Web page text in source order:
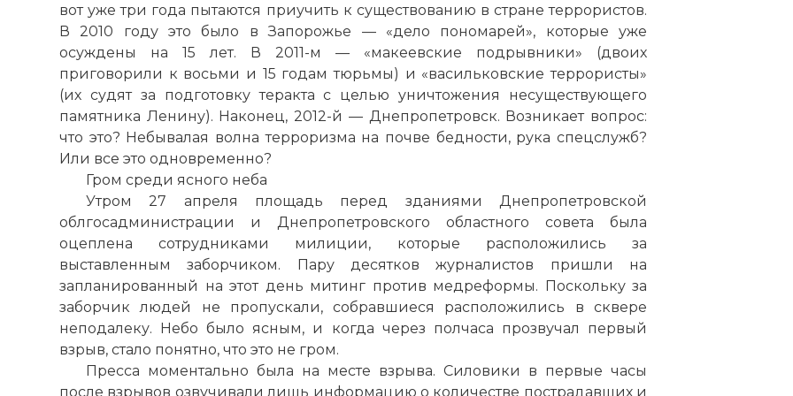
вот уже три года пытаются приучить к существованию в стране террористов.
В 2010 году это было в Запорожье — «дело пономарей», которые уже
осуждены на 15 лет. В 2011-м — «макеевские подрывники» (двоих
приговорили к восьми и 15 годам тюрьмы) и «васильковские террористы»
(их судят за подготовку теракта с целью уничтожения несуществующего
памятника Ленину). Наконец, 2012-й — Днепропетровск. Возникает вопрос:
что это? Небывалая волна терроризма на почве бедности, рука спецслужб?
Или все это одновременно?
Гром среди ясного неба
Утром 27 апреля площадь перед зданиями Днепропетровской
облгосадминистрации и Днепропетровского областного совета была
оцеплена сотрудниками милиции, которые расположились за
выставленным заборчиком. Пару десятков журналистов пришли на
запланированный на этот день митинг против медреформы. Поскольку за
заборчик людей не пропускали, собравшиеся расположились в сквере
неподалеку. Небо было ясным, и когда через полчаса прозвучал первый
взрыв, стало понятно, что это не гром.
Пресса моментально была на месте взрыва. Силовики в первые часы
после взрывов озвучивали лишь информацию о количестве пострадавших и